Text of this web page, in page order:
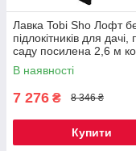
Лавка Tobi Sho Лофт
підлокітників для дачі,
саду посилена 2,6 м
макасар
В наявності
7 276 ₴ 8 346 ₴
Купити